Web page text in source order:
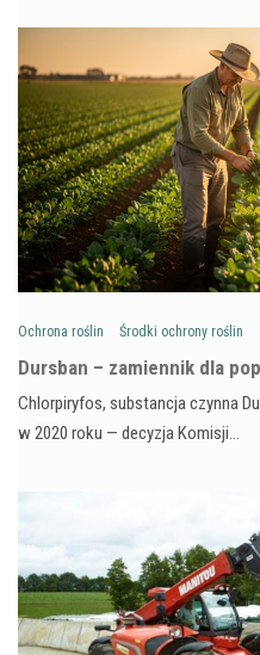
Ochrona roślin Środki ochrony roślin
Dursban – zamiennik dla
Chlorpiryfos, substancja czynna
w 2020 roku — decyzja Komisji…